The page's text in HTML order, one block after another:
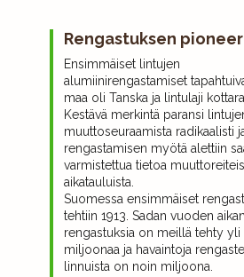
Rengastuksen
Ensimmäiset lintujen
alumiinirengastamiset
maa oli Tanska ja lintulaji
Kestävä merkintä paransi
muuttoseuraamista radikaalisti
rengastamisen myötä alettiin
varmistettua tietoa
aikatauluista.
Suomessa ensimmäiset
tehtiin 1913. Sadan vuoden
rengastuksia on meillä tehty yli
miljoonaa ja havaintoja
linnuista on noin miljoona.